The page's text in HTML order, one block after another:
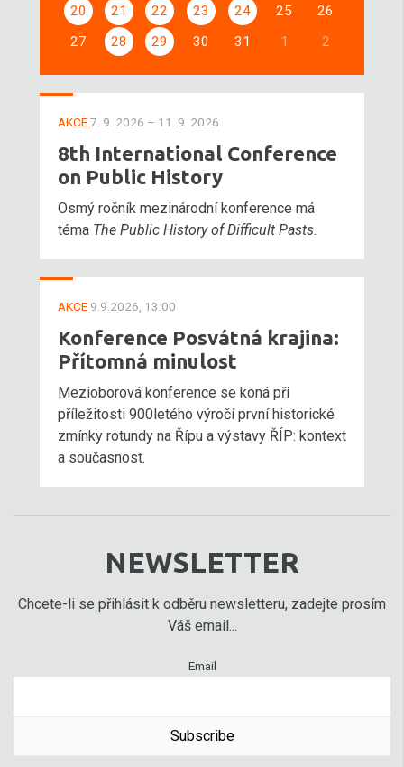
20
21 22 23 24 25
26
27
28 29 30 31 1 2
AKCE7. 9. 2026 – 11. 9. 2026
8th International Conference
on Public History
Osmý ročník mezinárodní konference má
téma The Public History of Difficult Pasts.
AKCE 9.9.2026, 13:00
Konference Posvátná krajina:
Přítomná minulost
Mezioborová konference se koná při
příležitosti 900letého výročí první historické
zmínky rotundy na Řípu a výstavy ŘÍP: kontext
a současnost.
NEWSLETTER
Chcete-li se přihlásit k odběru newsletteru, zadejte prosím
Váš email...
Email
Subscribe